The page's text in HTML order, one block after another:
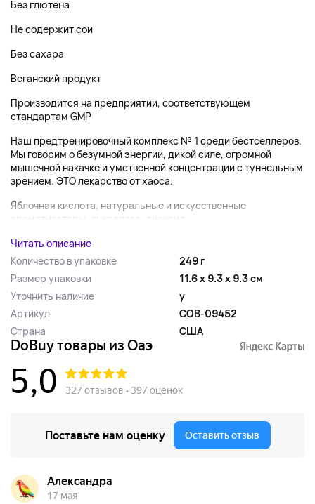
Без глютена
Не содержит сои
Без сахара
Веганский продукт
Производится на предприятии, соответствующем
стандартам GMP
Наш предтренировочный комплекс № 1 среди бестселлеров.
Мы говорим о безумной энергии, дикой силе, огромной
мышечной накачке и умственной концентрации с туннельным
зрением. ЭТО лекарство от хаоса.
Яблочная кислота, натуральные и искусственные
ароматизаторы, сукралоза, диоксид...
Читать описание
Количество в упаковке
249 г
Размер упаковки
11.6 x 9.3 x 9.3 см
Уточнить наличие
y
Артикул
COB-09452
Страна
США